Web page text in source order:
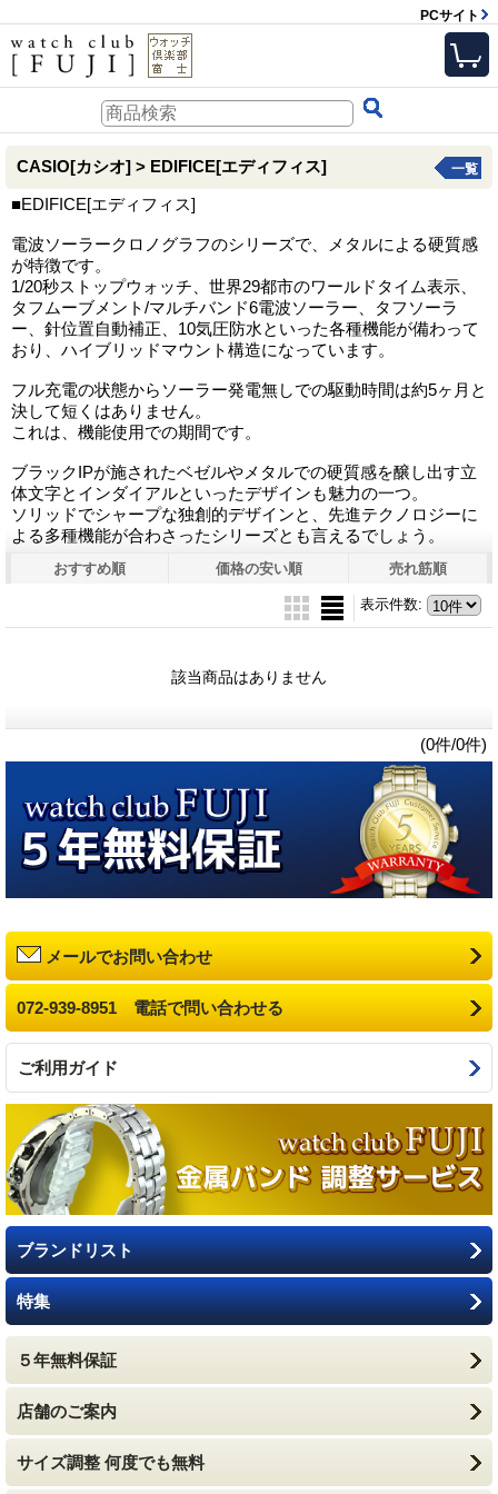
PCサイト
CASIO[カシオ] > EDIFICE[エディフィス]
■EDIFICE[エディフィス]
電波ソーラークロノグラフのシリーズで、メタルによる硬質感
が特徴です。
1/20秒ストップウォッチ、世界29都市のワールドタイム表示、
タフムーブメント/マルチバンド6電波ソーラー、タフソーラ
ー、針位置自動補正、10気圧防水といった各種機能が備わって
おり、ハイブリッドマウント構造になっています。
フル充電の状態からソーラー発電無しでの駆動時間は約5ヶ月と
決して短くはありません。
これは、機能使用での期間です。
ブラックIPが施されたベゼルやメタルでの硬質感を醸し出す立
体文字とインダイアルといったデザインも魅力の一つ。
ソリッドでシャープな独創的デザインと、先進テクノロジーに
よる多種機能が合わさったシリーズとも言えるでしょう。
一覧
おすすめ順 価格の安い順 売れ筋順
表示件数:
該当商品はありません
(0件/0件)
メールでお問い合わせ
072-939-8951 電話で問い合わせる
ご利用ガイド
ブランドリスト
特集
５年無料保証
店舗のご案内
サイズ調整 何度でも無料